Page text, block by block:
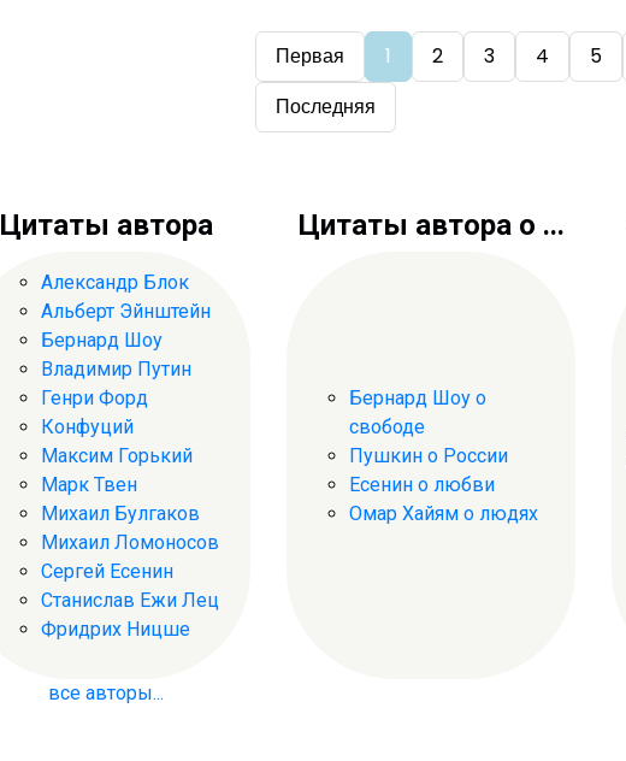
Первая 1 2 3 4 5
Последняя
Цитаты автора
Александр Блок
Альберт Эйнштейн
Бернард Шоу
Владимир Путин
Генри Форд
Конфуций
Максим Горький
Марк Твен
Михаил Булгаков
Михаил Ломоносов
Сергей Есенин
Станислав Ежи Лец
Фридрих Ницше
все авторы...
Цитаты автора о ...
Бернард Шоу о
свободе
Пушкин о России
Есенин о любви
Омар Хайям о людях